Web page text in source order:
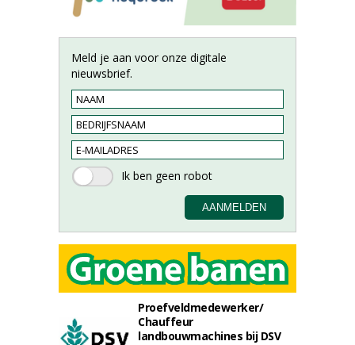
Meld je aan voor onze digitale
nieuwsbrief.
Proefveldmedewerker/
Chauffeur
landbouwmachines bij DSV